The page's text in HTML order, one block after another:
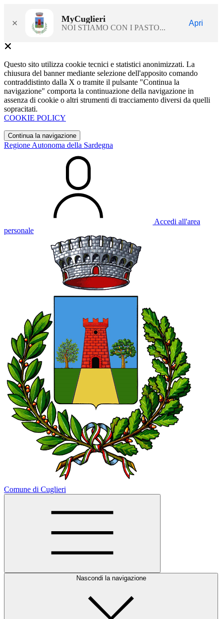
× MyCuglieri
NOI STIAMO CON I PASTO...
Apri
Questo sito utilizza cookie tecnici e statistici anonimizzati. La
chiusura del banner mediante selezione dell'apposito comando
contraddistinto dalla X o tramite il pulsante "Continua la
navigazione" comporta la continuazione della navigazione in
assenza di cookie o altri strumenti di tracciamento diversi da quelli
sopracitati.
COOKIE POLICY
Continua la navigazione
Regione Autonoma della Sardegna
Accedi all'area
personale
Comune di Cuglieri
Nascondi la navigazione